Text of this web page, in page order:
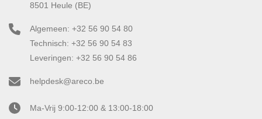
8501 Heule (BE)
Algemeen: +32 56 90 54 80
Technisch: +32 56 90 54 83
Leveringen: +32 56 90 54 86
helpdesk@areco.be
Ma-Vrij 9:00-12:00 & 13:00-18:00